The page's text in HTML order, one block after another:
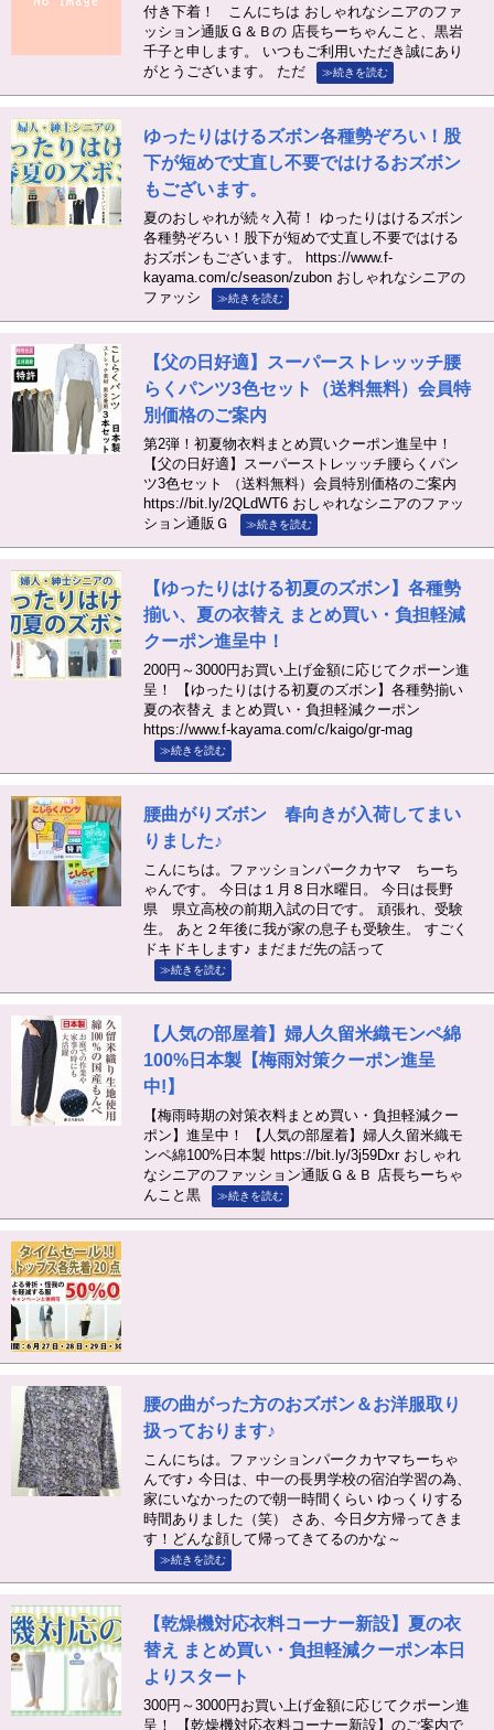
付き下着！ こんにちは おしゃれなシニアのファ
ッション通販Ｇ＆Ｂの 店長ちーちゃんこと、黒岩
千子と申します。 いつもご利用いただき誠にあり
がとうございます。 ただ
≫続きを読む
ゆったりはけるズボン各種勢ぞろい！股
下が短めで丈直し不要ではけるおズボン
もございます。
夏のおしゃれが続々入荷！ ゆったりはけるズボン
各種勢ぞろい！股下が短めで丈直し不要ではける
おズボンもございます。 https://www.f-
kayama.com/c/season/zubon おしゃれなシニアの
ファッシ
≫続きを読む
【父の日好適】スーパーストレッッチ腰
らくパンツ3色セット（送料無料）会員特
別価格のご案内
第2弾！初夏物衣料まとめ買いクーポン進呈中！
【父の日好適】スーパーストレッッチ腰らくパン
ツ3色セット （送料無料）会員特別価格のご案内
https://bit.ly/2QLdWT6 おしゃれなシニアのファッ
ション通販Ｇ
≫続きを読む
【ゆったりはける初夏のズボン】各種勢
揃い、夏の衣替え まとめ買い・負担軽減
クーポン進呈中！
200円～3000円お買い上げ金額に応じてクポーン進
呈！ 【ゆったりはける初夏のズボン】各種勢揃い
夏の衣替え まとめ買い・負担軽減クーポン
https://www.f-kayama.com/c/kaigo/gr-mag
≫続きを読む
腰曲がりズボン 春向きが入荷してまい
りました♪
こんにちは。ファッションパークカヤマ ちーち
ゃんです。 今日は１月８日水曜日。 今日は長野
県 県立高校の前期入試の日です。 頑張れ、受験
生。 あと２年後に我が家の息子も受験生。 すごく
ドキドキします♪ まだまだ先の話って
≫続きを読む
【人気の部屋着】婦人久留米織モンペ綿
100%日本製【梅雨対策クーポン進呈
中!】
【梅雨時期の対策衣料まとめ買い・負担軽減クー
ポン】進呈中！ 【人気の部屋着】婦人久留米織モ
ンペ綿100%日本製 https://bit.ly/3j59Dxr おしゃれ
なシニアのファッション通販Ｇ＆Ｂ 店長ちーちゃ
んこと黒
≫続きを読む
腰の曲がった方のおズボン＆お洋服取り
扱っております♪
こんにちは。ファッションパークカヤマちーちゃ
んです♪ 今日は、中一の長男学校の宿泊学習の為、
家にいなかったので朝一時間くらい ゆっくりする
時間ありました（笑） さあ、今日夕方帰ってきま
す！どんな顔して帰ってきてるのかな～
≫続きを読む
【乾燥機対応衣料コーナー新設】夏の衣
替え まとめ買い・負担軽減クーポン本日
よりスタート
300円～3000円お買い上げ金額に応じてクポーン進
呈！ 【乾燥機対応衣料コーナー新設】のご案内で